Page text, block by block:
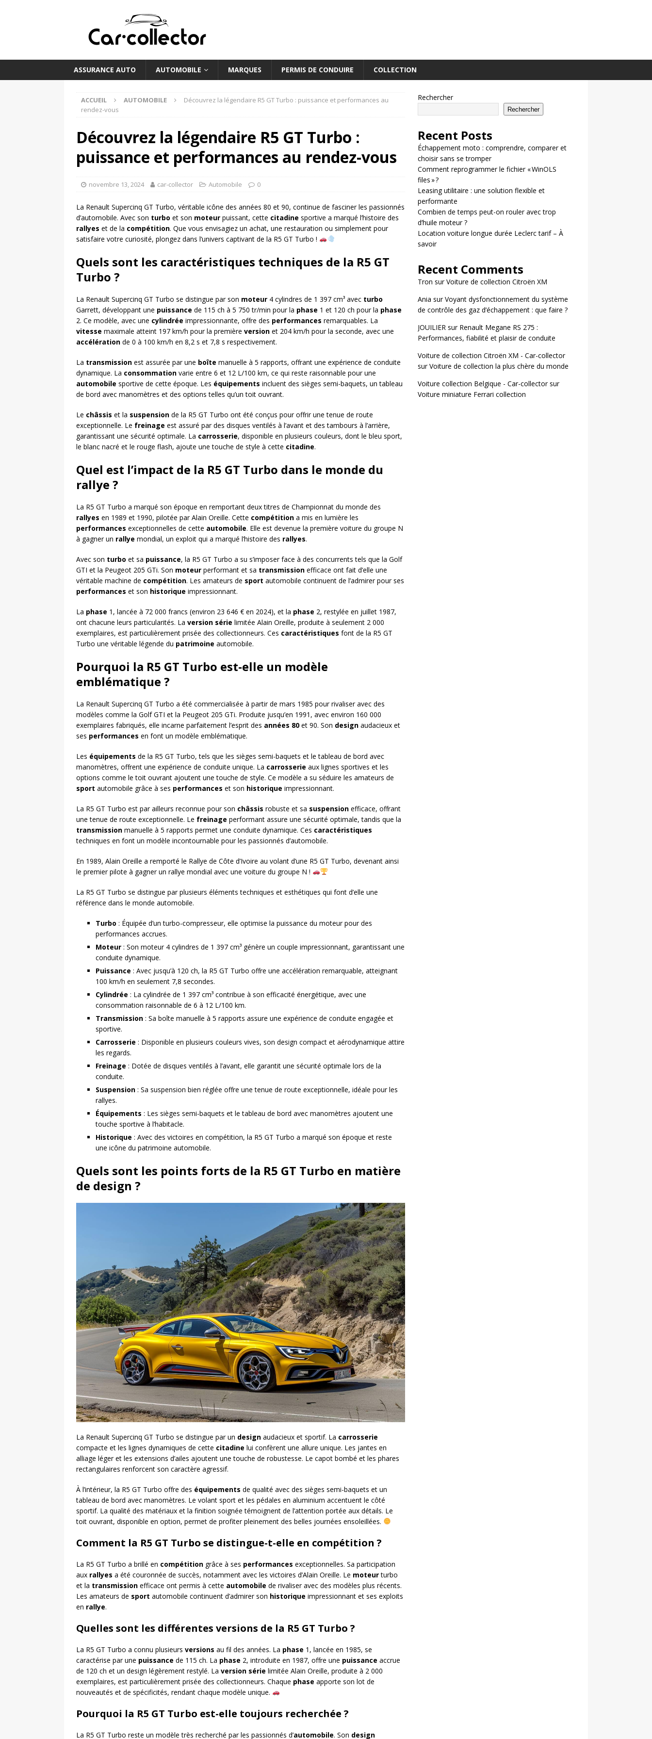
ASSURANCE AUTO AUTOMOBILE MARQUES PERMIS DE CONDUIRE COLLECTION
ACCUEIL AUTOMOBILE
Découvrez la légendaire R5 GT Turbo : puissance et performances au
rendez-vous
Découvrez la légendaire R5 GT Turbo :
puissance et performances au rendez-vous
novembre 13, 2024 car-collector Automobile 0
La Renault Supercinq GT Turbo, véritable icône des années 80 et 90, continue de fasciner les passionnés
d’automobile. Avec son turbo et son moteur puissant, cette citadine sportive a marqué l’histoire des
rallyes et de la compétition. Que vous envisagiez un achat, une restauration ou simplement pour
satisfaire votre curiosité, plongez dans l’univers captivant de la R5 GT Turbo !
Quels sont les caractéristiques techniques de la R5 GT
Turbo ?
La Renault Supercinq GT Turbo se distingue par son moteur 4 cylindres de 1 397 cm³ avec turbo
Garrett, développant une puissance de 115 ch à 5 750 tr/min pour la phase 1 et 120 ch pour la phase
2. Ce modèle, avec une cylindrée impressionnante, offre des performances remarquables. La
vitesse maximale atteint 197 km/h pour la première version et 204 km/h pour la seconde, avec une
accélération de 0 à 100 km/h en 8,2 s et 7,8 s respectivement.
La transmission est assurée par une boîte manuelle à 5 rapports, offrant une expérience de conduite
dynamique. La consommation varie entre 6 et 12 L/100 km, ce qui reste raisonnable pour une
automobile sportive de cette époque. Les équipements incluent des sièges semi-baquets, un tableau
de bord avec manomètres et des options telles qu’un toit ouvrant.
Le châssis et la suspension de la R5 GT Turbo ont été conçus pour offrir une tenue de route
exceptionnelle. Le freinage est assuré par des disques ventilés à l’avant et des tambours à l’arrière,
garantissant une sécurité optimale. La carrosserie, disponible en plusieurs couleurs, dont le bleu sport,
le blanc nacré et le rouge flash, ajoute une touche de style à cette citadine.
Quel est l’impact de la R5 GT Turbo dans le monde du
rallye ?
La R5 GT Turbo a marqué son époque en remportant deux titres de Championnat du monde des
rallyes en 1989 et 1990, pilotée par Alain Oreille. Cette compétition a mis en lumière les
performances exceptionnelles de cette automobile. Elle est devenue la première voiture du groupe N
à gagner un rallye mondial, un exploit qui a marqué l’histoire des rallyes.
Avec son turbo et sa puissance, la R5 GT Turbo a su s’imposer face à des concurrents tels que la Golf
GTI et la Peugeot 205 GTi. Son moteur performant et sa transmission efficace ont fait d’elle une
véritable machine de compétition. Les amateurs de sport automobile continuent de l’admirer pour ses
performances et son historique impressionnant.
La phase 1, lancée à 72 000 francs (environ 23 646 € en 2024), et la phase 2, restylée en juillet 1987,
ont chacune leurs particularités. La version série limitée Alain Oreille, produite à seulement 2 000
exemplaires, est particulièrement prisée des collectionneurs. Ces caractéristiques font de la R5 GT
Turbo une véritable légende du patrimoine automobile.
Pourquoi la R5 GT Turbo est-elle un modèle
emblématique ?
La Renault Supercinq GT Turbo a été commercialisée à partir de mars 1985 pour rivaliser avec des
modèles comme la Golf GTI et la Peugeot 205 GTi. Produite jusqu’en 1991, avec environ 160 000
exemplaires fabriqués, elle incarne parfaitement l’esprit des années 80 et 90. Son design audacieux et
ses performances en font un modèle emblématique.
Les équipements de la R5 GT Turbo, tels que les sièges semi-baquets et le tableau de bord avec
manomètres, offrent une expérience de conduite unique. La carrosserie aux lignes sportives et les
options comme le toit ouvrant ajoutent une touche de style. Ce modèle a su séduire les amateurs de
sport automobile grâce à ses performances et son historique impressionnant.
La R5 GT Turbo est par ailleurs reconnue pour son châssis robuste et sa suspension efficace, offrant
une tenue de route exceptionnelle. Le freinage performant assure une sécurité optimale, tandis que la
transmission manuelle à 5 rapports permet une conduite dynamique. Ces caractéristiques
techniques en font un modèle incontournable pour les passionnés d’automobile.
En 1989, Alain Oreille a remporté le Rallye de Côte d’Ivoire au volant d’une R5 GT Turbo, devenant ainsi
le premier pilote à gagner un rallye mondial avec une voiture du groupe N !
La R5 GT Turbo se distingue par plusieurs éléments techniques et esthétiques qui font d’elle une
référence dans le monde automobile.
Turbo : Équipée d’un turbo-compresseur, elle optimise la puissance du moteur pour des
performances accrues.
Moteur : Son moteur 4 cylindres de 1 397 cm³ génère un couple impressionnant, garantissant une
conduite dynamique.
Puissance : Avec jusqu’à 120 ch, la R5 GT Turbo offre une accélération remarquable, atteignant
100 km/h en seulement 7,8 secondes.
Cylindrée : La cylindrée de 1 397 cm³ contribue à son efficacité énergétique, avec une
consommation raisonnable de 6 à 12 L/100 km.
Transmission : Sa boîte manuelle à 5 rapports assure une expérience de conduite engagée et
sportive.
Carrosserie : Disponible en plusieurs couleurs vives, son design compact et aérodynamique attire
les regards.
Freinage : Dotée de disques ventilés à l’avant, elle garantit une sécurité optimale lors de la
conduite.
Suspension : Sa suspension bien réglée offre une tenue de route exceptionnelle, idéale pour les
rallyes.
Équipements : Les sièges semi-baquets et le tableau de bord avec manomètres ajoutent une
touche sportive à l’habitacle.
Historique : Avec des victoires en compétition, la R5 GT Turbo a marqué son époque et reste
une icône du patrimoine automobile.
Quels sont les points forts de la R5 GT Turbo en matière
de design ?
La Renault Supercinq GT Turbo se distingue par un design audacieux et sportif. La carrosserie
compacte et les lignes dynamiques de cette citadine lui confèrent une allure unique. Les jantes en
alliage léger et les extensions d’ailes ajoutent une touche de robustesse. Le capot bombé et les phares
rectangulaires renforcent son caractère agressif.
À l’intérieur, la R5 GT Turbo offre des équipements de qualité avec des sièges semi-baquets et un
tableau de bord avec manomètres. Le volant sport et les pédales en aluminium accentuent le côté
sportif. La qualité des matériaux et la finition soignée témoignent de l’attention portée aux détails. Le
toit ouvrant, disponible en option, permet de profiter pleinement des belles journées ensoleillées.
Comment la R5 GT Turbo se distingue-t-elle en compétition ?
La R5 GT Turbo a brillé en compétition grâce à ses performances exceptionnelles. Sa participation
aux rallyes a été couronnée de succès, notamment avec les victoires d’Alain Oreille. Le moteurturbo
et la transmission efficace ont permis à cette automobile de rivaliser avec des modèles plus récents.
Les amateurs de sport automobile continuent d’admirer son historique impressionnant et ses exploits
en rallye.
Quelles sont les différentes versions de la R5 GT Turbo ?
La R5 GT Turbo a connu plusieurs versions au fil des années. La phase 1, lancée en 1985, se
caractérise par une puissance de 115 ch. La phase 2, introduite en 1987, offre une puissance accrue
de 120 ch et un design légèrement restylé. La version série limitée Alain Oreille, produite à 2 000
exemplaires, est particulièrement prisée des collectionneurs. Chaque phase apporte son lot de
nouveautés et de spécificités, rendant chaque modèle unique.
Pourquoi la R5 GT Turbo est-elle toujours recherchée ?
La R5 GT Turbo reste un modèle très recherché par les passionnés d’automobile. Son design
Rechercher
Rechercher
Recent Posts
Échappement moto : comprendre, comparer et
choisir sans se tromper
Comment reprogrammer le fichier « WinOLS
files » ?
Leasing utilitaire : une solution flexible et
performante
Combien de temps peut-on rouler avec trop
d’huile moteur ?
Location voiture longue durée Leclerc tarif – À
savoir
Recent Comments
Tron surVoiture de collection Citroën XM
Ania surVoyant dysfonctionnement du système
de contrôle des gaz d’échappement : que faire ?
JOUILIERsur Renault Megane RS 275 :
Performances, fiabilité et plaisir de conduite
Voiture de collection Citroën XM - Car-collector
surVoiture de collection la plus chère du monde
Voiture collection Belgique - Car-collectorsur
Voiture miniature Ferrari collection